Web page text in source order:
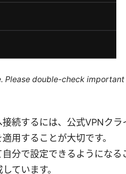
Please double-check
続するには、公式VPNクラ
用することが大切です。
分で設定できるようになる
ています。